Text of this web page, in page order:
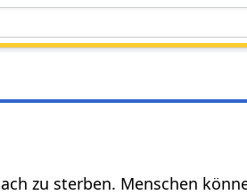
zu sterben. Menschen